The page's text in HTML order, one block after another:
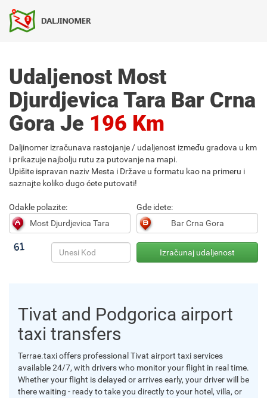
Udaljenost Most
Djurdjevica Tara Bar Crna
Gora Je 196 Km
Daljinomer izračunava rastojanje / udaljenost između gradova u km
i prikazuje najbolju rutu za putovanje na mapi.
Upišite ispravan naziv Mesta i Države u formatu kao na primeru i
saznajte koliko dugo ćete putovati!
Odakle polazite: Gde idete:
Tivat and Podgorica airport
taxi transfers
Terrae.taxi offers professional Tivat airport taxi services
available 24/7, with drivers who monitor your flight in real time.
Whether your flight is delayed or arrives early, your driver will be
there waiting - ready to take you directly to your hotel, villa, or